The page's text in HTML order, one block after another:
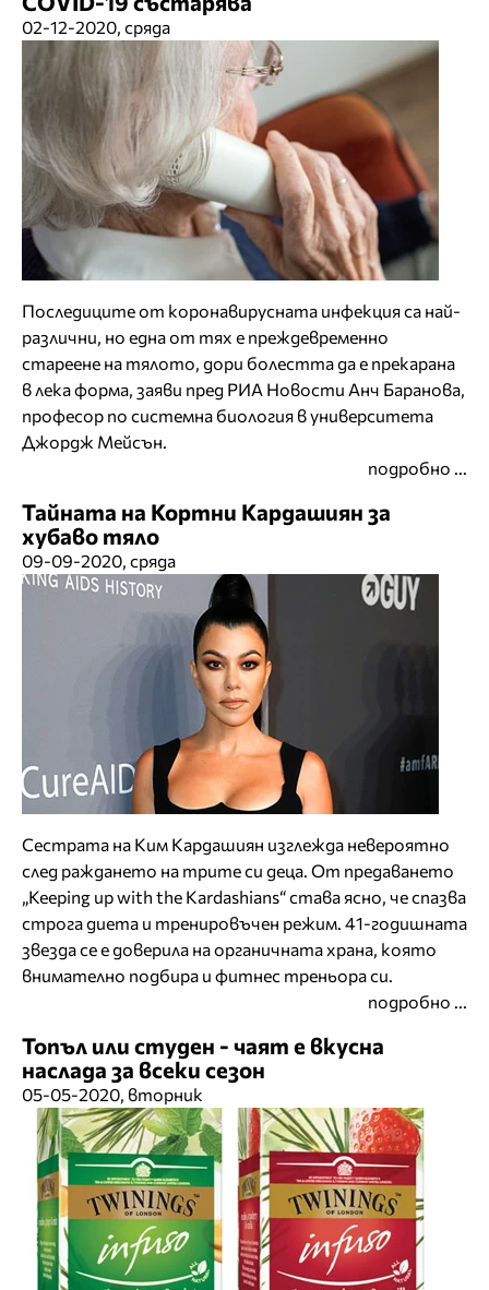
02-12-2020, сряда
Последиците от коронавирусната инфекция са най-
различни, но една от тях е преждевременно
стареене на тялото, дори болестта да е прекарана
в лека форма, заяви пред РИА Новости Анч Баранова,
професор по системна биология в университета
Джордж Мейсън.
подробно ...
Тайната на Кортни Кардашиян за
хубаво тяло
09-09-2020, сряда
Сестрата на Ким Кардашиян изглежда невероятно
след раждането на трите си деца. От предаването
„Keeping up with the Kardashians“ става ясно, че спазва
строга диета и тренировъчен режим. 41-годишната
звезда се е доверила на органичната храна, която
внимателно подбира и фитнес треньора си.
подробно ...
Топъл или студен - чаят е вкусна
наслада за всеки сезон
05-05-2020, вторник